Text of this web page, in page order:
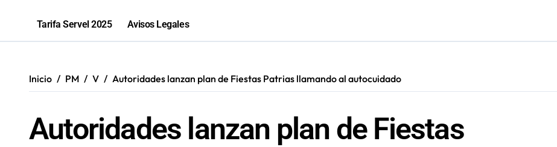
Antofagastina Constanza Soto competirá en Maldivas, Portugal y Brasil por el Tour Mundial de Bodyboard
Tarifa Servel 2025 Avisos Legales
Inicio PM V Autoridades lanzan plan de Fiestas Patrias llamando al autocuidado
Autoridades lanzan plan de Fiestas